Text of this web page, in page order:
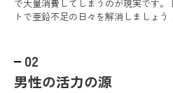
で大量消費してしまうのが現実です
トで亜鉛不足の日々を解消しましょう
02
男性の活力の源